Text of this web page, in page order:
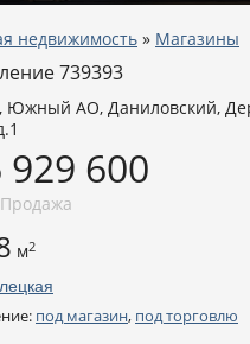
недвижимость » Магазины
739393
, Южный АО, Даниловский,
929 600
Продажа
м2
под магазин, под торговлю